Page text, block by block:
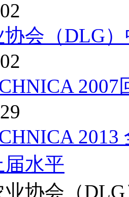
会（DLG
2007
水平
业协会（